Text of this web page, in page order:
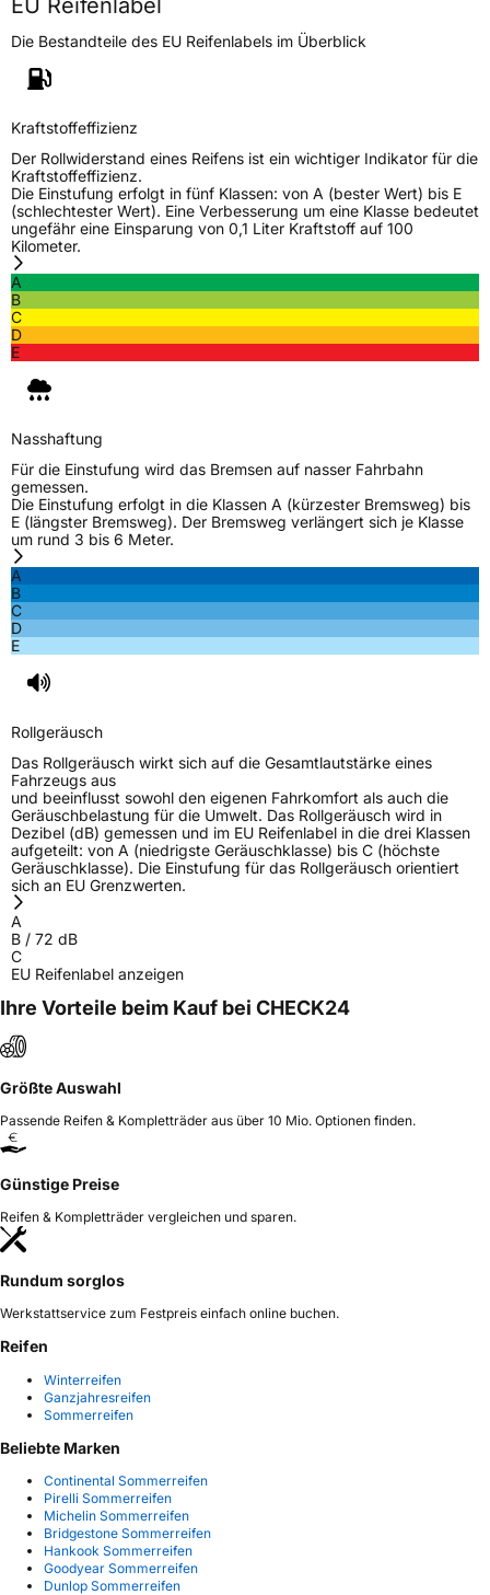
2930 Brasschaat, compliance@deldo.com
EU Reifenlabel
Die Bestandteile des EU Reifenlabels im Überblick
Kraftstoffeffizienz
Der Rollwiderstand eines Reifens ist ein wichtiger Indikator für die
Kraftstoffeffizienz.
Die Einstufung erfolgt in fünf Klassen: von A (bester Wert) bis E
(schlechtester Wert). Eine Verbesserung um eine Klasse bedeutet
ungefähr eine Einsparung von 0,1 Liter Kraftstoff auf 100
Kilometer.
A
B
C
D
E
Nasshaftung
Für die Einstufung wird das Bremsen auf nasser Fahrbahn
gemessen.
Die Einstufung erfolgt in die Klassen A (kürzester Bremsweg) bis
E (längster Bremsweg). Der Bremsweg verlängert sich je Klasse
um rund 3 bis 6 Meter.
A
B
C
D
E
Rollgeräusch
Das Rollgeräusch wirkt sich auf die Gesamtlautstärke eines
Fahrzeugs aus
und beeinflusst sowohl den eigenen Fahrkomfort als auch die
Geräuschbelastung für die Umwelt. Das Rollgeräusch wird in
Dezibel (dB) gemessen und im EU Reifenlabel in die drei Klassen
aufgeteilt: von A (niedrigste Geräuschklasse) bis C (höchste
Geräuschklasse). Die Einstufung für das Rollgeräusch orientiert
sich an EU Grenzwerten.
A
B / 72 dB
C
EU Reifenlabel anzeigen
Ihre Vorteile beim Kauf bei CHECK24
Größte Auswahl
Passende Reifen & Kompletträder aus über 10 Mio. Optionen finden.
Günstige Preise
Reifen & Kompletträder vergleichen und sparen.
Rundum sorglos
Werkstattservice zum Festpreis einfach online buchen.
Reifen
Winterreifen
Ganzjahresreifen
Sommerreifen
Beliebte Marken
Continental Sommerreifen
Pirelli Sommerreifen
Michelin Sommerreifen
Bridgestone Sommerreifen
Hankook Sommerreifen
Goodyear Sommerreifen
Dunlop Sommerreifen